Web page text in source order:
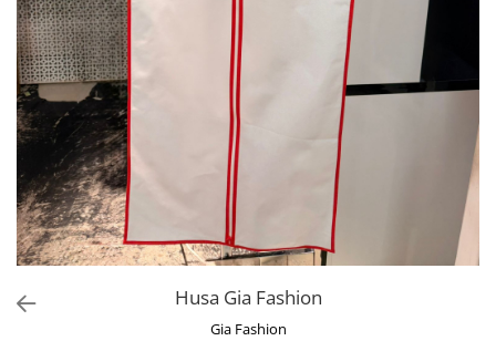
Bluze
Pantaloni
Blanuri
Veste
Paltoane
Sacouri
Tricouri
Traditional
Fuste
Husa Gia Fashion
Gia Fashion